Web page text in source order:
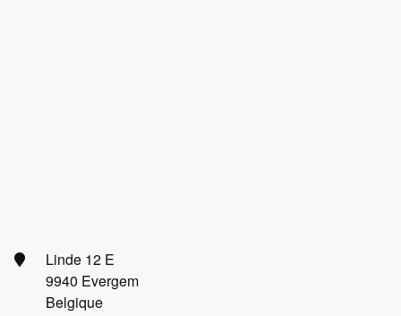
Linde 12 E
9940 Evergem
Belgique